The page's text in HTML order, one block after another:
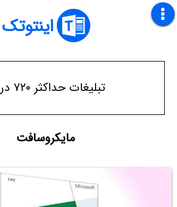
اینتوتک
تبلیغات حداکثر ۷۲۰ در ۹۰
مایکروسافت